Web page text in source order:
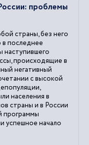
проблемы
страны, без него
в последнее
наступившего
происходящие в
негативный
с высокой
населения в
страны и в России
программы
успешное начало